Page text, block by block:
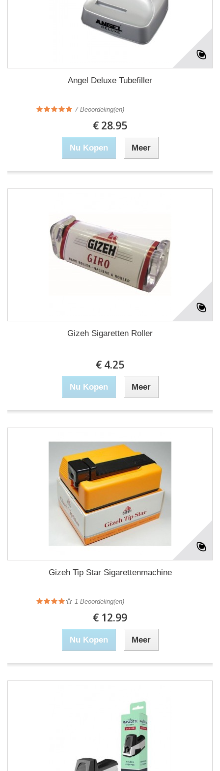
Angel Deluxe Tubefiller
7Beoordeling(en)
€ 28.95
Nu Kopen Meer
Gizeh Sigaretten Roller
€ 4.25
Nu Kopen Meer
Gizeh Tip Star Sigarettenmachine
1 Beoordeling(en)
€ 12.99
Nu Kopen Meer